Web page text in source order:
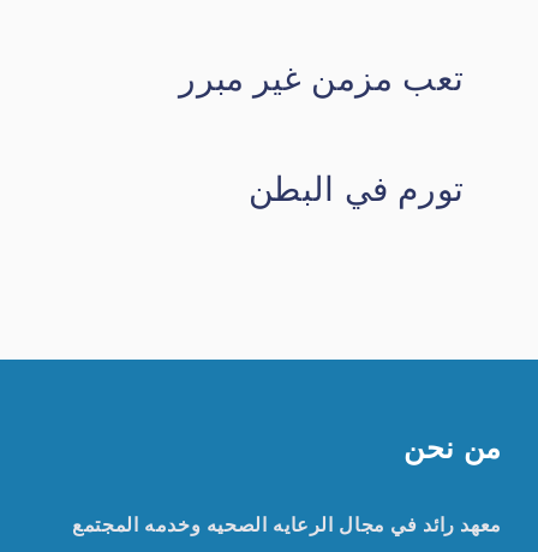
تعب مزمن غير مبرر
تورم في البطن
من نحن
معهد رائد في مجال الرعايه الصحيه وخدمه المجتمع